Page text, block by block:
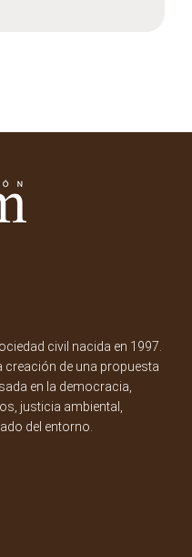
civil nacida en 1997.
de una propuesta
en la democracia,
justicia ambiental,
del entorno.